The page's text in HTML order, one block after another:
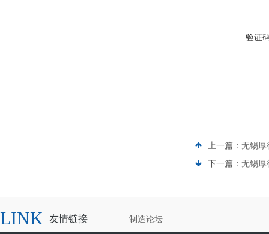
验证
上一篇： 无锡厚
下一篇： 无锡厚
LINK 友情链接 制造论坛